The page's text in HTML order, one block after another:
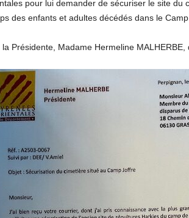
pour lui demander de sécuriser le site du
des enfants et adultes décédés dans le
Présidente, Madame Hermeline